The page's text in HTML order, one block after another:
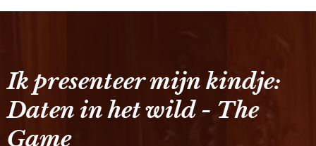
Ik presenteer mijn kindje:
Daten in het wild - The
Game